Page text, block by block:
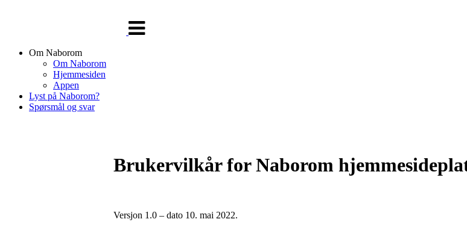
navigasjon
Om Naborom
Om Naborom
Hjemmesiden
Appen
Lyst på Naborom?
Spørsmål og svar
Brukervilkår for Naborom
Versjon 1.0 – dato 10. mai 2022.